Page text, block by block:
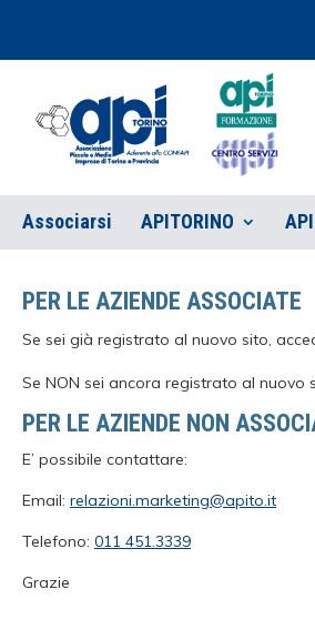
Associarsi APITORINO
PER LE AZIENDE ASSOCIATE
Se sei già registrato al nuovo sito,
Se NON sei ancora registrato al nuovo
PER LE AZIENDE NON
E’ possibile contattare:
Email: relazioni.marketing@apito.it
Telefono: 011 451.3339
Grazie